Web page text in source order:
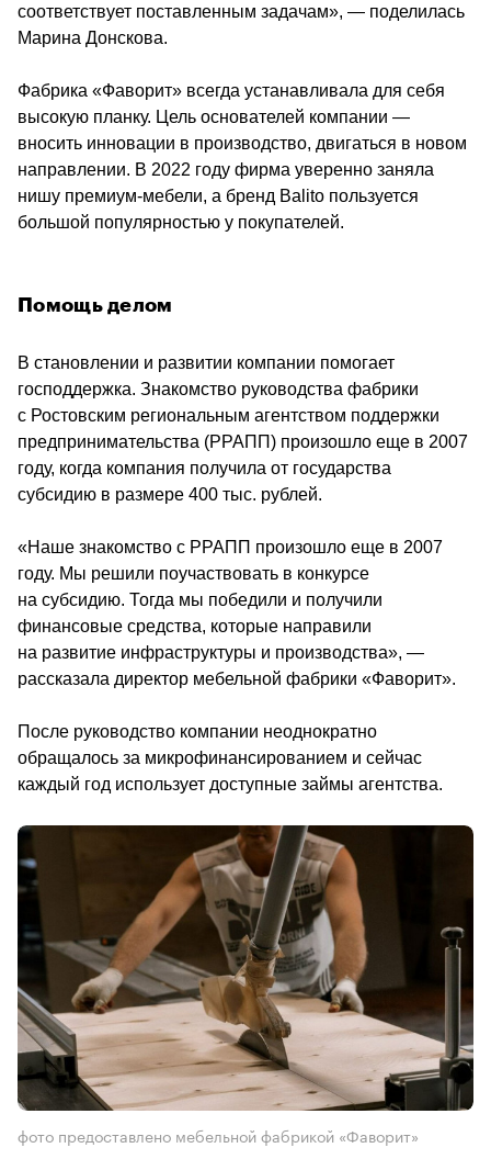
соответствует поставленным задачам», — поделилась
Марина Донскова.
Фабрика «Фаворит» всегда устанавливала для себя
высокую планку. Цель основателей компании —
вносить инновации в производство, двигаться в новом
направлении. В 2022 году фирма уверенно заняла
нишу премиум-мебели, а бренд Balito пользуется
большой популярностью у покупателей.
Помощь делом
В становлении и развитии компании помогает
господдержка. Знакомство руководства фабрики
с Ростовским региональным агентством поддержки
предпринимательства (РРАПП) произошло еще в 2007
году, когда компания получила от государства
субсидию в размере 400 тыс. рублей.
«Наше знакомство с РРАПП произошло еще в 2007
году. Мы решили поучаствовать в конкурсе
на субсидию. Тогда мы победили и получили
финансовые средства, которые направили
на развитие инфраструктуры и производства», —
рассказала директор мебельной фабрики «Фаворит».
После руководство компании неоднократно
обращалось за микрофинансированием и сейчас
фото предоставлено мебельной фабрикой «Фаворит»